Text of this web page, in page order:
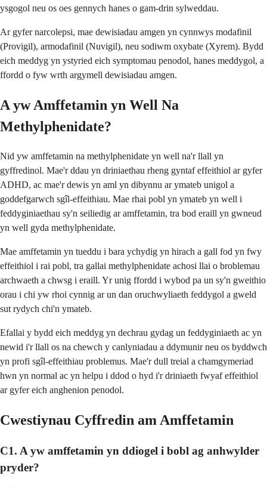
ysgogol neu os oes gennych hanes o gam-drin sylweddau.
Ar gyfer narcolepsi, mae dewisiadau amgen yn cynnwys modafinil
(Provigil), armodafinil (Nuvigil), neu sodiwm oxybate (Xyrem). Bydd
eich meddyg yn ystyried eich symptomau penodol, hanes meddygol, a
ffordd o fyw wrth argymell dewisiadau amgen.
A yw Amffetamin yn Well Na
Methylphenidate?
Nid yw amffetamin na methylphenidate yn well na'r llall yn
gyffredinol. Mae'r ddau yn driniaethau rheng gyntaf effeithiol ar gyfer
ADHD, ac mae'r dewis yn aml yn dibynnu ar ymateb unigol a
goddefgarwch sgîl-effeithiau. Mae rhai pobl yn ymateb yn well i
feddyginiaethau sy'n seiliedig ar amffetamin, tra bod eraill yn gwneud
yn well gyda methylphenidate.
Mae amffetamin yn tueddu i bara ychydig yn hirach a gall fod yn fwy
effeithiol i rai pobl, tra gallai methylphenidate achosi llai o broblemau
archwaeth a chwsg i eraill. Yr unig ffordd i wybod pa un sy'n gweithio
orau i chi yw rhoi cynnig ar un dan oruchwyliaeth feddygol a gweld
sut rydych chi'n ymateb.
Efallai y bydd eich meddyg yn dechrau gydag un feddyginiaeth ac yn
newid i'r llall os na chewch y canlyniadau a ddymunir neu os byddwch
yn profi sgîl-effeithiau problemus. Mae'r dull treial a chamgymeriad
hwn yn normal ac yn helpu i ddod o hyd i'r driniaeth fwyaf effeithiol
ar gyfer eich anghenion penodol.
Cwestiynau Cyffredin am Amffetamin
C1. A yw amffetamin yn ddiogel i bobl ag anhwylder
pryder?